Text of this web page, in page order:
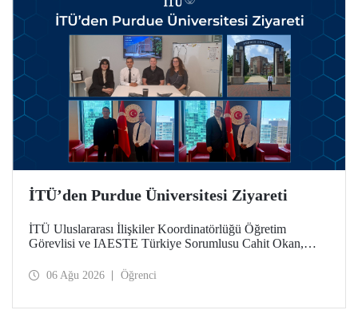
İTÜ’den Purdue Üniversitesi Ziyareti
İTÜ Uluslararası İlişkiler Koordinatörlüğü Öğretim
Görevlisi ve IAESTE Türkiye Sorumlusu Cahit Okan,
Temmuz tarihlerinde ABD’de dünyanın önde gelen
06 Ağu 2026 Öğrenci